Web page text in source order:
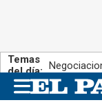
Temas
del día: